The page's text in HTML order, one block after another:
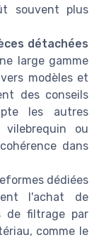
souvent plus
détachées
large gamme
modèles et
des conseils
les autres
vilebrequin ou
dans
dédiées
l'achat de
de filtrage par
comme le